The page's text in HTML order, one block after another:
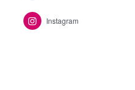
Instagram